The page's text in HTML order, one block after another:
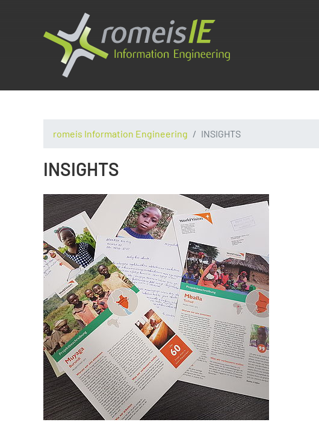
romeis Information Engineering INSIGHTS
INSIGHTS